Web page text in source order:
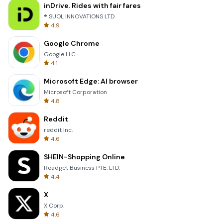
inDrive. Rides with fair fares
® SUOL INNOVATIONS LTD
4.9
Google Chrome
Google LLC
4.1
Microsoft Edge: AI browser
Microsoft Corporation
4.8
Reddit
reddit Inc.
4.6
SHEIN-Shopping Online
Roadget Business PTE. LTD.
4.4
X
X Corp.
4.6